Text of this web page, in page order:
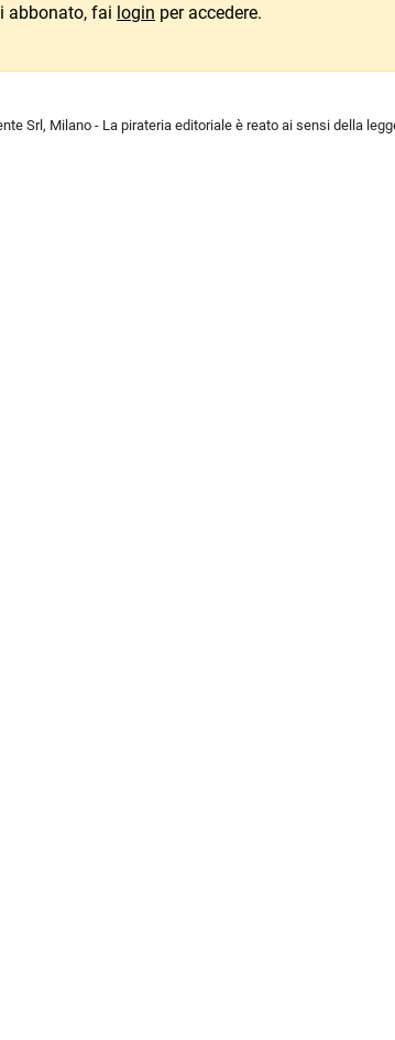
abbonato, fai login per accedere.
Srl, Milano - La pirateria editoriale è reato ai sensi della